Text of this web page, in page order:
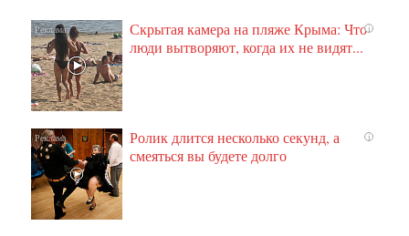
i
Скрытая камера на пляже Крыма: Что
люди вытворяют, когда их не видят...
i
Ролик длится несколько секунд, а
смеяться вы будете долго